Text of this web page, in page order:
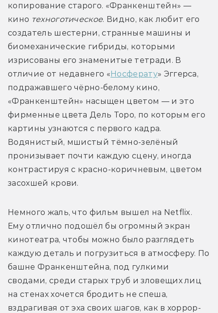
копирование старого. «Франкенштейн» —
кино техноготическое. Видно, как любит его
создатель шестерни, странные машины и
биомеханические гибриды, которыми
изрисованы его знаменитые тетради. В
отличие от недавнего «Носферату» Эггерса,
подражавшего чёрно-белому кино,
«Франкенштейн» насыщен цветом — и это
фирменные цвета Дель Торо, по которым его
картины узнаются с первого кадра.
Водянистый, мшистый тёмно-зелёный
пронизывает почти каждую сцену, иногда
контрастируя с красно-коричневым, цветом
засохшей крови.
Немного жаль, что фильм вышел на Netflix.
Ему отлично подошёл бы огромный экран
кинотеатра, чтобы можно было разглядеть
каждую деталь и погрузиться в атмосферу. По
башне Франкенштейна, под гулкими
сводами, среди старых труб и зловещих лиц
на стенах хочется бродить не спеша,
вздрагивая от эха своих шагов, как в хоррор-